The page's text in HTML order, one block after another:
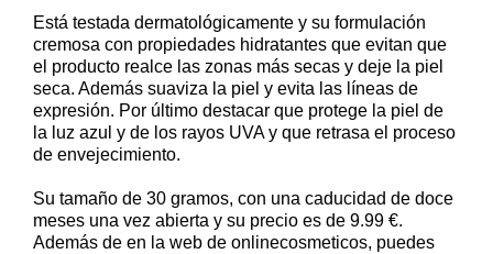
Está testada dermatológicamente y su formulación
cremosa con propiedades hidratantes que evitan que
el producto realce las zonas más secas y deje la piel
seca. Además suaviza la piel y evita las líneas de
expresión. Por último destacar que protege la piel de
la luz azul y de los rayos UVA y que retrasa el proceso
de envejecimiento.
Su tamaño de 30 gramos, con una caducidad de doce
meses una vez abierta y su precio es de 9.99 €.
Además de en la web de onlinecosmeticos, puedes